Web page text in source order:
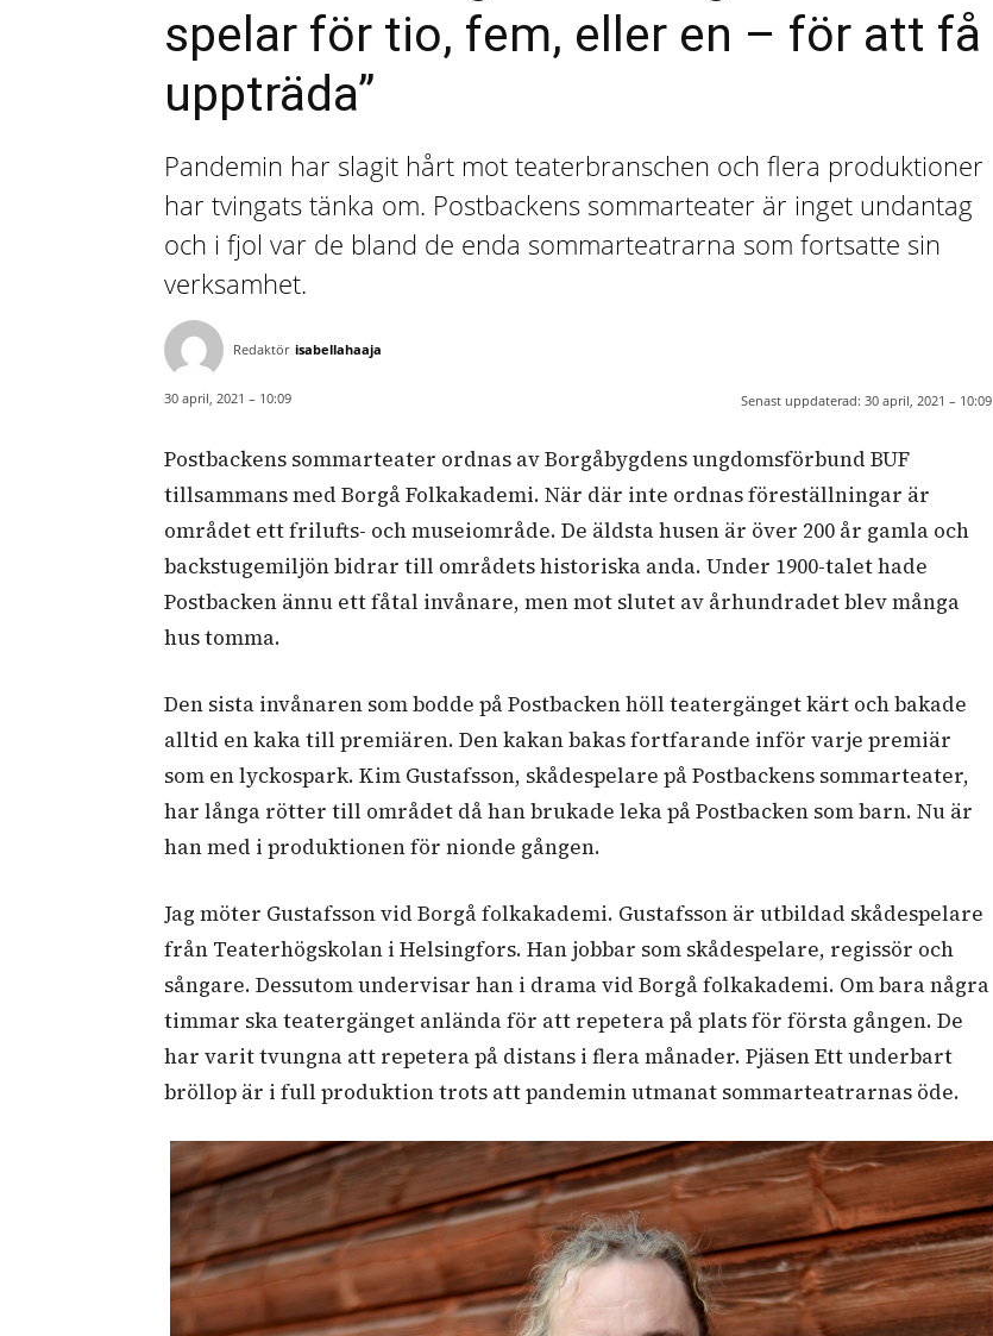
spelar för tio, fem, eller en – för att få
uppträda”
Pandemin har slagit hårt mot teaterbranschen och flera produktioner
har tvingats tänka om. Postbackens sommarteater är inget undantag
och i fjol var de bland de enda sommarteatrarna som fortsatte sin
verksamhet.
Redaktör isabellahaaja
30 april, 2021 – 10:09 Senast uppdaterad: 30 april, 2021 – 10:09
Postbackens sommarteater ordnas av Borgåbygdens ungdomsförbund BUF
tillsammans med Borgå Folkakademi. När där inte ordnas föreställningar är
området ett frilufts- och museiområde. De äldsta husen är över 200 år gamla och
backstugemiljön bidrar till områdets historiska anda. Under 1900-talet hade
Postbacken ännu ett fåtal invånare, men mot slutet av århundradet blev många
hus tomma.
Den sista invånaren som bodde på Postbacken höll teatergänget kärt och bakade
alltid en kaka till premiären. Den kakan bakas fortfarande inför varje premiär
som en lyckospark. Kim Gustafsson, skådespelare på Postbackens sommarteater,
har långa rötter till området då han brukade leka på Postbacken som barn. Nu är
han med i produktionen för nionde gången.
Jag möter Gustafsson vid Borgå folkakademi. Gustafsson är utbildad skådespelare
från Teaterhögskolan i Helsingfors. Han jobbar som skådespelare, regissör och
sångare. Dessutom undervisar han i drama vid Borgå folkakademi. Om bara några
timmar ska teatergänget anlända för att repetera på plats för första gången. De
har varit tvungna att repetera på distans i flera månader. Pjäsen Ett underbart
bröllop är i full produktion trots att pandemin utmanat sommarteatrarnas öde.